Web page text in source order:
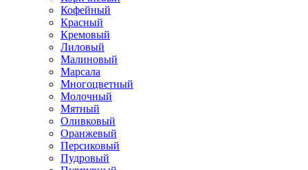
Кофейный
Красный
Кремовый
Лиловый
Малиновый
Марсала
Многоцветный
Молочный
Мятный
Оливковый
Оранжевый
Персиковый
Пудровый